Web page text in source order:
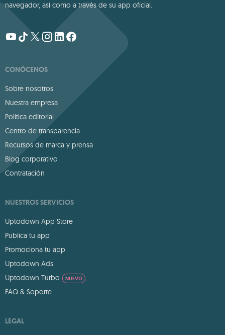
navegador, así como a través de su app oficial.
CONÓCENOS
Sobre nosotros
Nuestra empresa
Política editorial
Centro de transparencia
Recursos de marca y prensa
Blog corporativo
Contratación
NUESTROS SERVICIOS
Uptodown App Store
Publica tu app
Promociona tu app
Uptodown Ads
Uptodown Turbo
NUEVO
FAQ & Soporte
LEGAL